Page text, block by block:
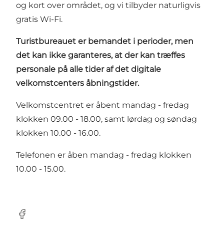
og kort over området, og vi tilbyder naturligvis
gratis Wi-Fi.
Turistbureauet er bemandet i perioder, men
det kan ikke garanteres, at der kan træffes
personale på alle tider af det digitale
velkomstcenters åbningstider.
Velkomstcentret er åbent mandag - fredag
klokken 09.00 - 18.00, samt lørdag og søndag
klokken 10.00 - 16.00.
Telefonen er åben mandag - fredag klokken
10.00 - 15.00.
facebook